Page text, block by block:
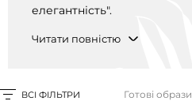
елегантність".
Читати повністю
ВСІ ФІЛЬТРИ